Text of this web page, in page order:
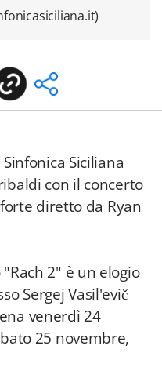
Siciliana
con il concerto
diretto da Ryan
2" è un elogio
Sergej Vasil'evič
venerdì 24
25 novembre,